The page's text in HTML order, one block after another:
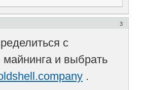
3
с
и выбрать
.